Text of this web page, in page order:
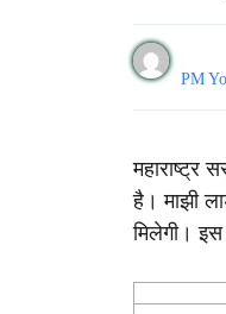
PM
महाराष्ट्र
है। माझी
मिलेगी।